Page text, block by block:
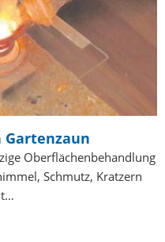
Gartenzaun
Oberflächenbehandlung
Schmutz, Kratzern